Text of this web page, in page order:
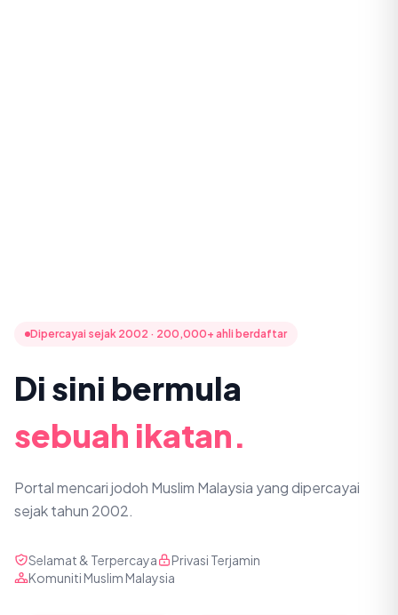
Dipercayai sejak 2002 · 200,000+ ahli berdaftar
Di sini bermula
sebuah ikatan.
Portal mencari jodoh Muslim Malaysia yang dipercayai
sejak tahun 2002.
Selamat & Terpercaya
Privasi Terjamin
Komuniti Muslim Malaysia